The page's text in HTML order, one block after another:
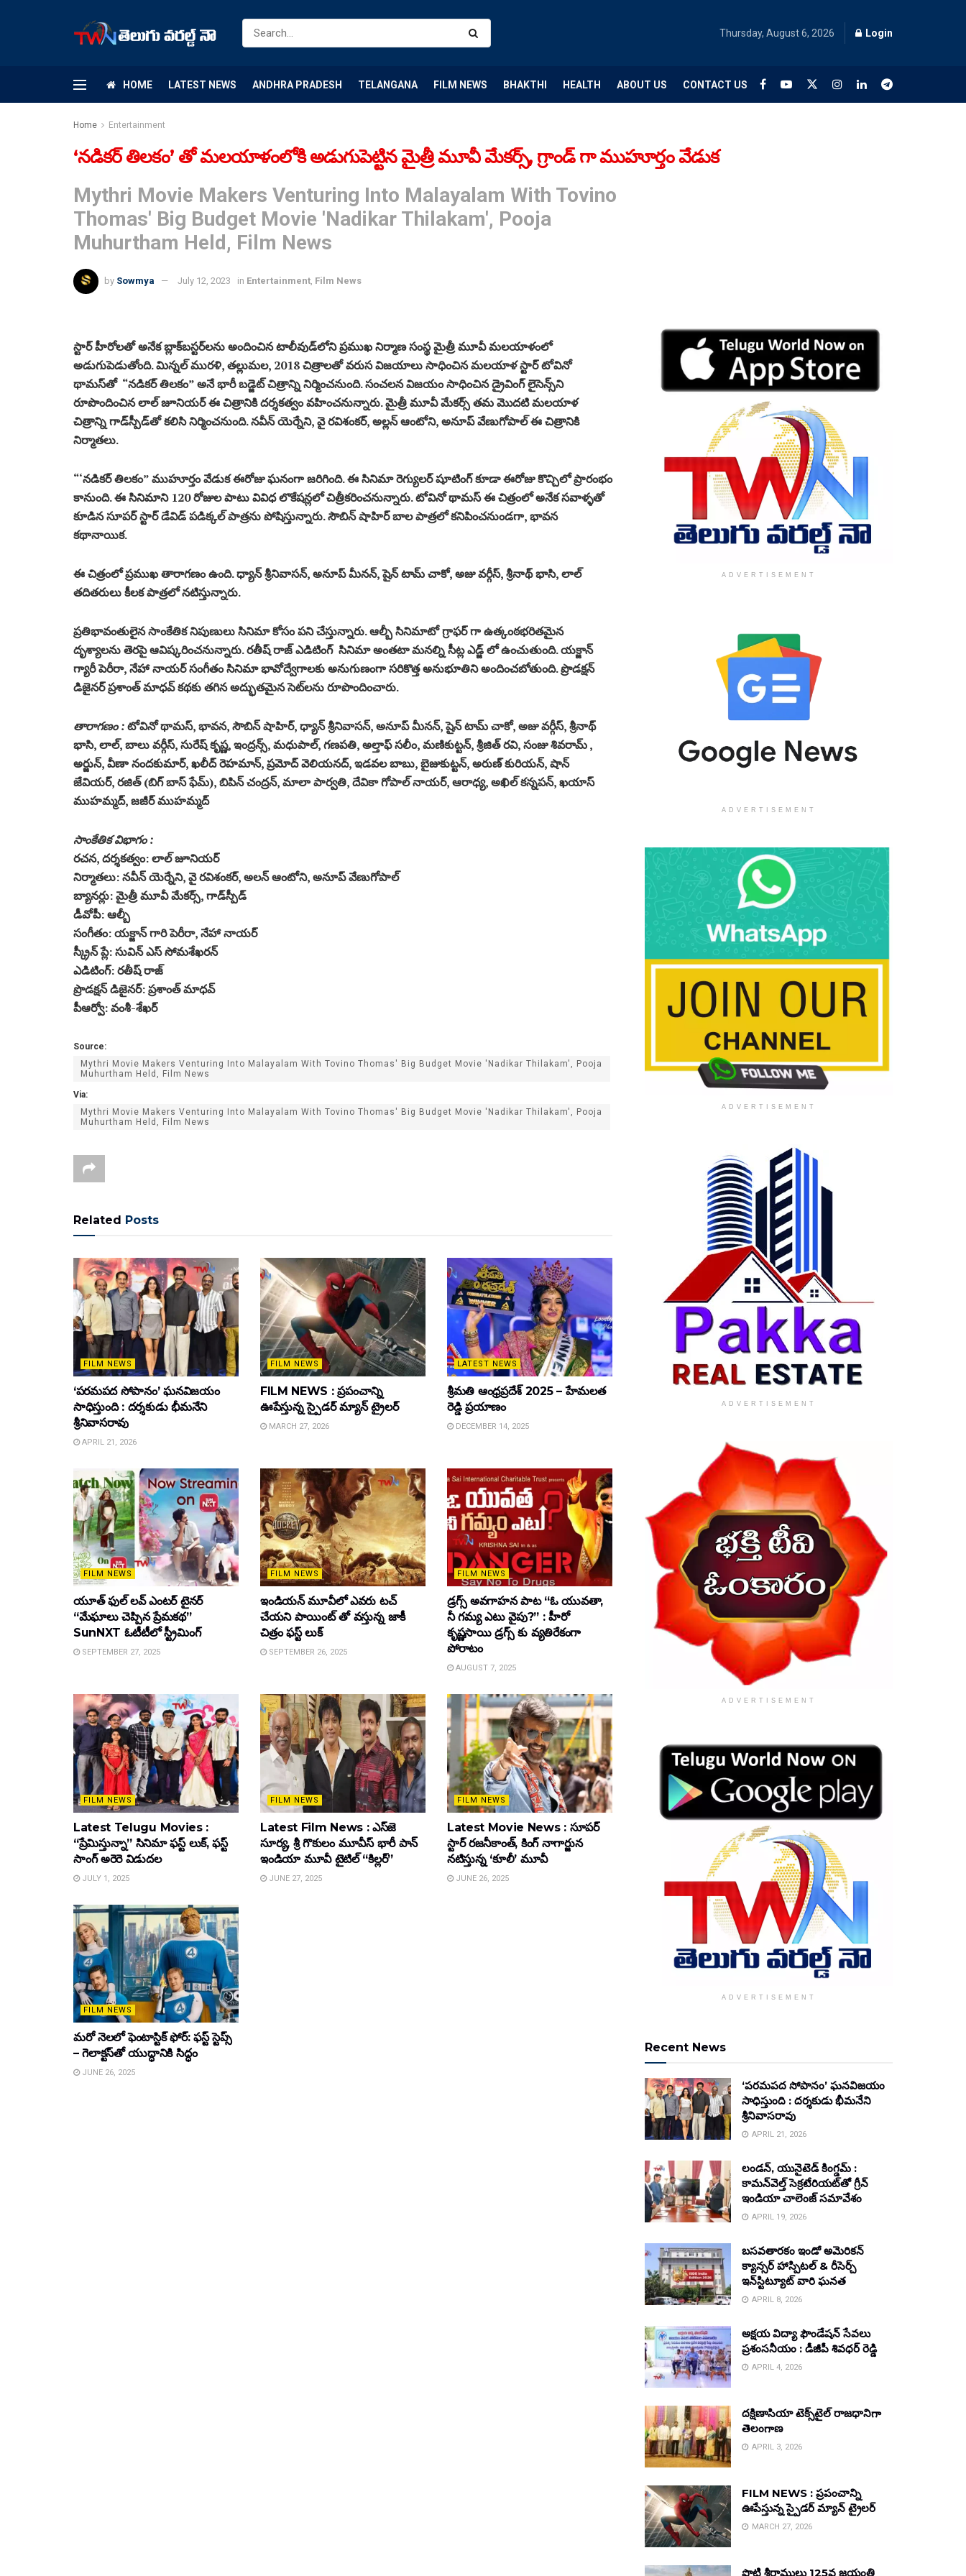
Thursday, August 6, 2026 Login
HOME LATEST NEWS ANDHRA PRADESH TELANGANA FILM NEWS BHAKTHI HEALTH ABOUT US CONTACT US
Home Entertainment
‘నడికర్ తిలకం’ తో మలయాళంలోకి అడుగుపెట్టిన మైత్రీ మూవీ మేకర్స్, గ్రాండ్ గా ముహూర్తం వేడుక
Mythri Movie Makers Venturing Into Malayalam With Tovino
Thomas' Big Budget Movie 'Nadikar Thilakam', Pooja
Muhurtham Held, Film News
by Sowmya July 12, 2023 in Entertainment, Film News
స్టార్ హీరోలతో అనేక బ్లాక్‌బస్టర్‌లను అందించిన టాలీవుడ్‌లోని ప్రముఖ నిర్మాణ సంస్థ మైత్రీ మూవీ మలయాళంలో
అడుగుపెడుతోంది. మిన్నల్ మురళి, తల్లుమల, 2018 చిత్రాలతో వరుస విజయాలు సాధించిన మలయాళ స్టార్ టోవినో
థామస్‌తో “నడికర్ తిలకం” అనే భారీ బడ్జెట్ చిత్రాన్ని నిర్మించనుంది. సంచలన విజయం సాధించిన డ్రైవింగ్ లైసెన్స్‌ని
రూపొందించిన లాల్ జూనియర్ ఈ చిత్రానికి దర్శకత్వం వహించనున్నారు. మైత్రీ మూవీ మేకర్స్ తమ మొదటి మలయాళ
చిత్రాన్ని గాడ్‌స్పీడ్‌తో కలిసి నిర్మించనుంది. నవీన్ యెర్నేని, వై రవిశంకర్, అల్లన్ ఆంటోని, అనూప్ వేణుగోపాల్ ఈ చిత్రానికి
నిర్మాతలు.
“‘నడికర్ తిలకం” ముహూర్తం వేడుక ఈరోజు ఘనంగా జరిగింది. ఈ సినిమా రెగ్యులర్ షూటింగ్ కూడా ఈరోజు కొచ్చిలో ప్రారంభం
కానుంది. ఈ సినిమాని 120 రోజుల పాటు వివిధ లొకేషన్లలో చిత్రీకరించనున్నారు. టోవినో థామస్ ఈ చిత్రంలో అనేక సవాళ్ళతో
కూడిన సూపర్ స్టార్ డేవిడ్ పడిక్కల్ పాత్రను పోషిస్తున్నారు. సౌబిన్ షాహిర్ బాల పాత్రలో కనిపించనుండగా, భావన
కథానాయిక.
ఈ చిత్రంలో ప్రముఖ తారాగణం ఉంది. ధ్యాన్ శ్రీనివాసన్, అనూప్ మీనన్, షైన్ టామ్ చాకో, అజు వర్గీస్, శ్రీనాథ్ భాసి, లాల్
తదితరులు కీలక పాత్రలో నటిస్తున్నారు.
ప్రతిభావంతులైన సాంకేతిక నిపుణులు సినిమా కోసం పని చేస్తున్నారు. ఆల్బీ సినిమాటో గ్రాఫర్ గా ఉత్కంఠభరితమైన
దృశ్యాలను తెరపై ఆవిష్కరించనున్నారు. రతీష్ రాజ్ ఎడిటింగ్ సినిమా అంతటా మనల్ని సీట్ల ఎడ్జ్ లో ఉంచుతుంది. యక్జాన్
గ్యారీ పెరీరా, నేహా నాయర్ సంగీతం సినిమా భావోద్వేగాలకు అనుగుణంగా సరికొత్త అనుభూతిని అందించబోతుంది. ప్రొడక్షన్
డిజైనర్ ప్రశాంత్ మాధవ్ కథకు తగిన అద్భుతమైన సెట్‌లను రూపొందించారు.
తారాగణం :టోవినో థామస్, భావన, సౌబిన్ షాహిర్, ధ్యాన్ శ్రీనివాసన్, అనూప్ మీనన్, షైన్ టామ్ చాకో, అజు వర్గీస్, శ్రీనాథ్
భాసి, లాల్, బాలు వర్గీస్, సురేష్ కృష్ణ, ఇంద్రన్స్, మధుపాల్, గణపతి, అల్తాఫ్ సలీం, మణికుట్టన్, శ్రీజిత్ రవి, సంజు శివరామ్ ,
అర్జున్, వీణా నందకుమార్, ఖలీద్ రెహమాన్, ప్రమోద్ వెలియనద్, ఇడవల బాబు, బైజుకుట్టన్, అరుణ్ కురియన్, షాన్
జేవియర్, రజిత్ (బిగ్ బాస్ ఫేమ్), బిపిన్ చంద్రన్, మాలా పార్వతి, దేవికా గోపాల్ నాయర్, ఆరాధ్య, అఖిల్ కన్నపన్, ఖయాస్
ముహమ్మద్, జజీర్ ముహమ్మద్
సాంకేతిక విభాగం :
రచన, దర్శకత్వం: లాల్ జూనియర్
నిర్మాతలు: నవీన్ యెర్నేని, వై రవిశంకర్, అలన్ ఆంటోని, అనూప్ వేణుగోపాల్
బ్యానర్లు: మైత్రీ మూవీ మేకర్స్, గాడ్‌స్పీడ్
డీవోపీ: ఆల్బీ
సంగీతం: యక్జాన్ గారి పెరీరా, నేహా నాయర్
స్క్రీన్ ప్లే: సువిన్ ఎస్ సోమశేఖరన్
ఎడిటింగ్: రతీష్ రాజ్
ప్రొడక్షన్ డిజైనర్: ప్రశాంత్ మాధవ్
పీఆర్వో: వంశీ-శేఖర్
Source:
Mythri Movie Makers Venturing Into Malayalam With Tovino Thomas' Big Budget Movie 'Nadikar Thilakam', Pooja
Muhurtham Held, Film News
Via:
Mythri Movie Makers Venturing Into Malayalam With Tovino Thomas' Big Budget Movie 'Nadikar Thilakam', Pooja
Muhurtham Held, Film News
Related Posts
FILM NEWS
‘పరమపద సోపానం’ ఘనవిజయం
సాధిస్తుంది : దర్శకుడు భీమనేని
శ్రీనివాసరావు
APRIL 21, 2026
FILM NEWS
FILM NEWS : ప్రపంచాన్ని
ఊపేస్తున్న స్పైడర్ మ్యాన్ ట్రైలర్
MARCH 27, 2026
LATEST NEWS
శ్రీమతి ఆంధ్రప్రదేశ్ 2025 – హేమలత
రెడ్డి ప్రయాణం
DECEMBER 14, 2025
FILM NEWS
యూత్ ఫుల్ లవ్ ఎంటర్ టైనర్
“మేఘాలు చెప్పిన ప్రేమకథ”
SunNXT ఓటీటీలో స్ట్రీమింగ్
SEPTEMBER 27, 2025
FILM NEWS
ఇండియన్ మూవీలో ఎవరు టచ్
చేయని పాయింట్ తో వస్తున్న జాకీ
చిత్రం ఫస్ట్ లుక్
SEPTEMBER 26, 2025
FILM NEWS
డ్రగ్స్ అవగాహన పాట “ఓ యువతా,
నీ గమ్య ఎటు వైపు?” : హీరో
కృష్ణసాయి డ్రగ్స్ కు వ్యతిరేకంగా
పోరాటం
AUGUST 7, 2025
FILM NEWS
Latest Telugu Movies :
“ప్రేమిస్తున్నా” సినిమా ఫస్ట్ లుక్, ఫస్ట్
సాంగ్ అరెరె విడుదల
JULY 1, 2025
FILM NEWS
Latest Film News : ఎస్‌జె
సూర్య, శ్రీ గొకులం మూవీస్‌ భారీ పాన్‌
ఇండియా మూవీ టైటిల్ “కిల్లర్”
JUNE 27, 2025
FILM NEWS
Latest Movie News : సూపర్
స్టార్ రజనీకాంత్, కింగ్ నాగార్జున
నటిస్తున్న ‘కూలీ’ మూవీ
JUNE 26, 2025
FILM NEWS
మరో నెలలో ఫెంటాస్టిక్ ఫోర్: ఫస్ట్ స్టెప్స్
– గెలాక్టస్‌తో యుద్ధానికి సిద్ధం
JUNE 26, 2025
ADVERTISEMENT
ADVERTISEMENT
ADVERTISEMENT
ADVERTISEMENT
ADVERTISEMENT
ADVERTISEMENT
Recent News
‘పరమపద సోపానం’ ఘనవిజయం
సాధిస్తుంది : దర్శకుడు భీమనేని
శ్రీనివాసరావు
APRIL 21, 2026
లండన్, యునైటెడ్ కింగ్డమ్ :
కామన్‌వెల్త్ సెక్రటేరియట్‌తో గ్రీన్
ఇండియా చాలెంజ్ సమావేశం
APRIL 19, 2026
బసవతారకం ఇండో అమెరికన్
క్యాన్సర్ హాస్పిటల్ & రీసెర్చ్
ఇన్‌స్టిట్యూట్ వారి ఘనత
APRIL 8, 2026
అక్షయ విద్యా ఫౌండేషన్ సేవలు
ప్రశంసనీయం : డీజీపీ శివధర్ రెడ్డి
APRIL 4, 2026
దక్షిణాసియా టెక్స్‌టైల్ రాజధానిగా
తెలంగాణ
APRIL 3, 2026
FILM NEWS : ప్రపంచాన్ని
ఊపేస్తున్న స్పైడర్ మ్యాన్ ట్రైలర్
MARCH 27, 2026
పొట్టి శ్రీరాములు 125వ జయంతి